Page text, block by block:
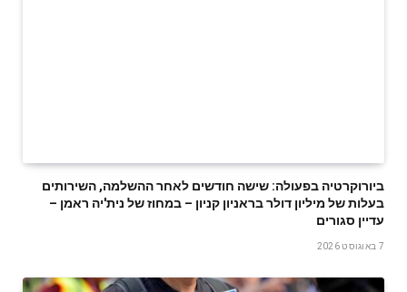
ביורוקרטיה בפעולה: שישה חודשים לאחר ההשלמה, השירותים
בעלות של מיליון דולר בראניון קניון – במחוז של נית'יה ראמן –
עדיין סגורים
7 באוגוסט 2026